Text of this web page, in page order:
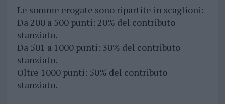
Le somme erogate sono ripartite in scaglioni:
Da 200 a 500 punti: 20% del contributo
stanziato.
Da 501 a 1000 punti: 30% del contributo
stanziato.
Oltre 1000 punti: 50% del contributo
stanziato.